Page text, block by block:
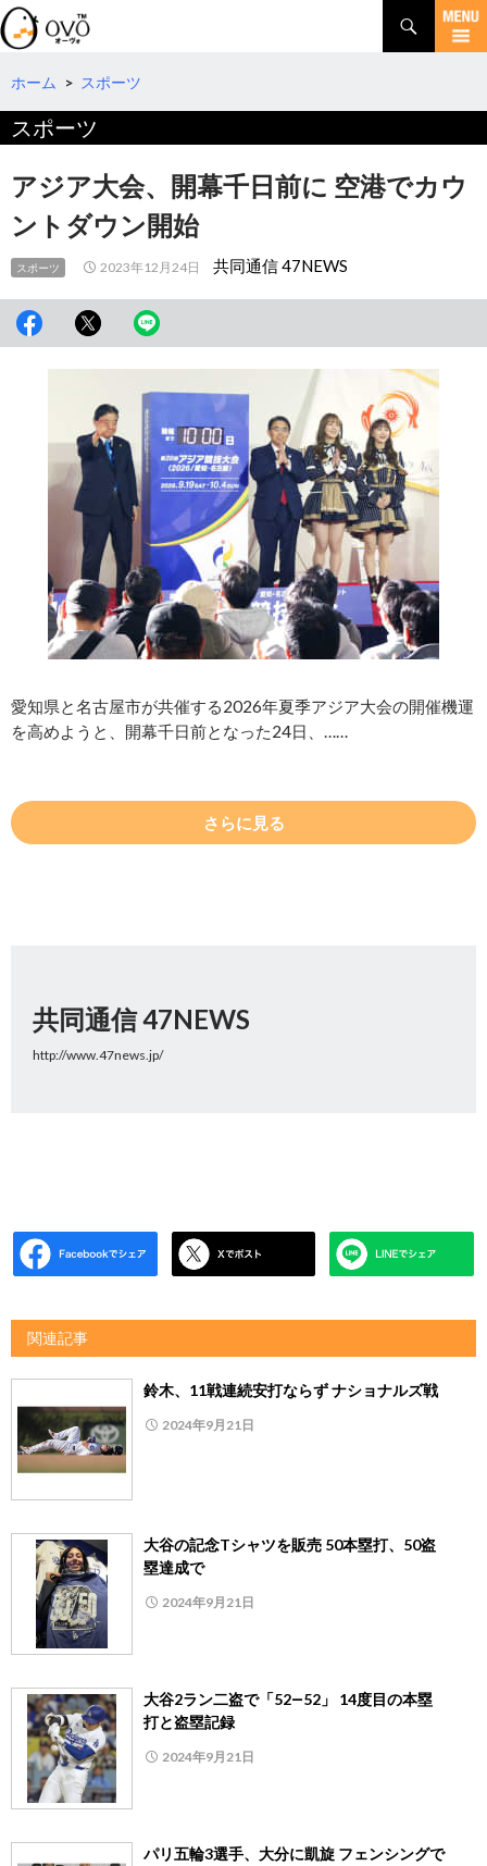
検
索
コ
テ
へ
移
ホーム > スポーツ
スポーツ
アジア大会、開幕千日前に 空港でカウ
ントダウン開始
スポーツ 2023年12月24日 共同通信 47NEWS
愛知県と名古屋市が共催する2026年夏季アジア大会の開催機運
を高めようと、開幕千日前となった24日、……
さらに見る
共同通信 47NEWS
http://www.47news.jp/
関連記事
鈴木、11戦連続安打ならず ナショナルズ戦
2024年9月21日
大谷の記念Tシャツを販売 50本塁打、50盗
塁達成で
2024年9月21日
大谷2ラン二盗で「52―52」 14度目の本塁
打と盗塁記録
2024年9月21日
パリ五輪3選手、大分に凱旋 フェンシングで